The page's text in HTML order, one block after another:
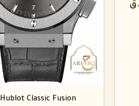
Hublot Classic Fusion